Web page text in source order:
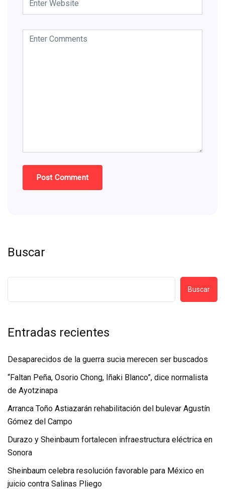
Buscar
Buscar
Entradas recientes
Desaparecidos de la guerra sucia merecen ser buscados
“Faltan Peña, Osorio Chong, Iñaki Blanco”, dice normalista
de Ayotzinapa
Arranca Toño Astiazarán rehabilitación del bulevar Agustín
Gómez del Campo
Durazo y Sheinbaum fortalecen infraestructura eléctrica en
Sonora
Sheinbaum celebra resolución favorable para México en
juicio contra Salinas Pliego